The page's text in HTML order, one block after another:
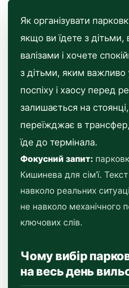
Як організувати
якщо ви їдете з дітьми,
валізами і хочете
з дітьми, яким важливо
поспіху і хаосу перед
залишається на
переїжджає в трансфер,
їде до термінала.
Фокусний запит:
Кишинева для сім’ї.
навколо реальних
не навколо механічного
ключових слів.
Чому вибір
на весь день